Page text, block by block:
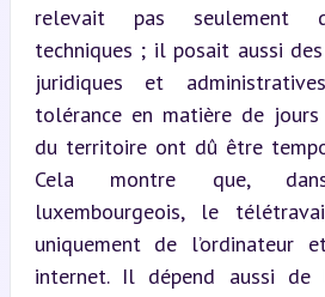
relevait pas seulement
techniques ; il posait aussi
juridiques et
tolérance en matière de
du territoire ont dû être
Cela montre que,
luxembourgeois, le
uniquement de l’ordinateur
internet. Il dépend aussi de